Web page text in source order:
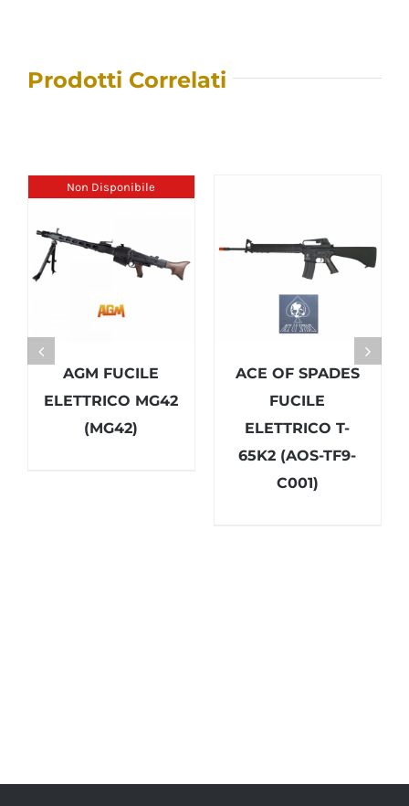
Prodotti Correlati
Non Disponibile
AGM FUCILE
ELETTRICO MG42
(MG42)
ACE OF SPADES
FUCILE
ELETTRICO T-
65K2 (AOS-TF9-
C001)